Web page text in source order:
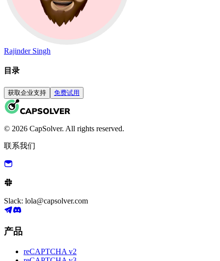
Rajinder Singh
目录
获取企业支持 免费试用
© 2026 CapSolver. All rights reserved.
联系我们
Slack: lola@capsolver.com
产品
reCAPTCHA v2